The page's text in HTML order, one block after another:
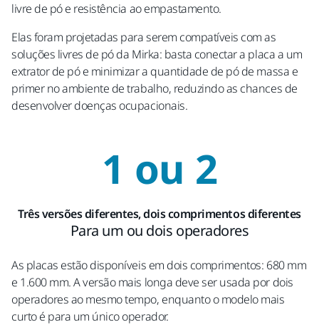
livre de pó e resistência ao empastamento.
Elas foram projetadas para serem compatíveis com as
soluções livres de pó da Mirka: basta conectar a placa a um
extrator de pó e minimizar a quantidade de pó de massa e
primer no ambiente de trabalho, reduzindo as chances de
desenvolver doenças ocupacionais.
1 ou 2
Três versões diferentes, dois comprimentos diferentes
Para um ou dois operadores
As placas estão disponíveis em dois comprimentos: 680 mm
e 1.600 mm. A versão mais longa deve ser usada por dois
operadores ao mesmo tempo, enquanto o modelo mais
curto é para um único operador.